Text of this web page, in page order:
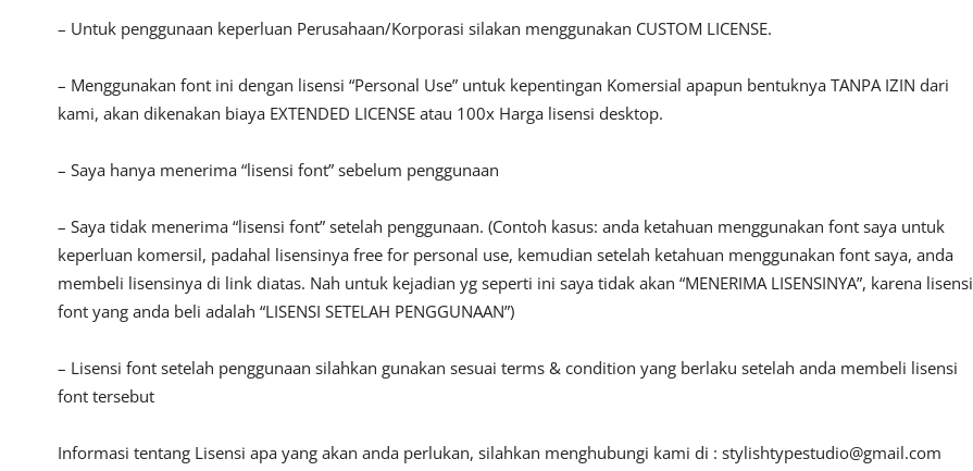
– Untuk penggunaan keperluan Perusahaan/Korporasi silakan menggunakan CUSTOM LICENSE.
– Menggunakan font ini dengan lisensi “Personal Use” untuk kepentingan Komersial apapun bentuknya TANPA IZIN dari
kami, akan dikenakan biaya EXTENDED LICENSE atau 100x Harga lisensi desktop.
– Saya hanya menerima “lisensi font” sebelum penggunaan
– Saya tidak menerima “lisensi font” setelah penggunaan. (Contoh kasus: anda ketahuan menggunakan font saya untuk
keperluan komersil, padahal lisensinya free for personal use, kemudian setelah ketahuan menggunakan font saya, anda
membeli lisensinya di link diatas. Nah untuk kejadian yg seperti ini saya tidak akan “MENERIMA LISENSINYA”, karena lisensi
font yang anda beli adalah “LISENSI SETELAH PENGGUNAAN”)
– Lisensi font setelah penggunaan silahkan gunakan sesuai terms & condition yang berlaku setelah anda membeli lisensi
font tersebut
Informasi tentang Lisensi apa yang akan anda perlukan, silahkan menghubungi kami di : stylishtypestudio@gmail.com